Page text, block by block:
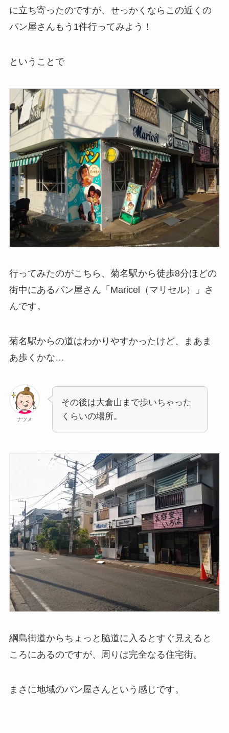
に立ち寄ったのですが、せっかくならこの近くの
パン屋さんもう1件行ってみよう！
ということで
行ってみたのがこちら、菊名駅から徒歩8分ほどの
街中にあるパン屋さん「Maricel（マリセル）」さ
んです。
菊名駅からの道はわかりやすかったけど、まあま
あ歩くかな…
ナツメ
その後は大倉山まで歩いちゃった
くらいの場所。
綱島街道からちょっと脇道に入るとすぐ見えると
ころにあるのですが、周りは完全なる住宅街。
まさに地域のパン屋さんという感じです。